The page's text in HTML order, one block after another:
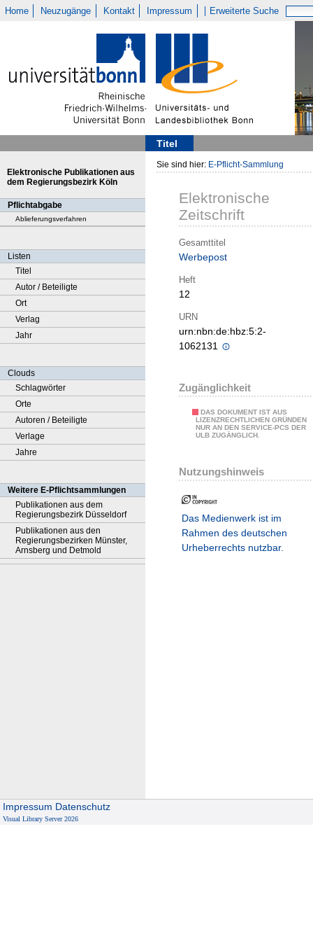
Home Neuzugänge Kontakt Impressum Erweiterte Suche
Titel
Elektronische Publikationen aus
dem Regierungsbezirk Köln
Pflichtabgabe
Ablieferungsverfahren
Listen
Titel
Autor / Beteiligte
Ort
Verlag
Jahr
Clouds
Schlagwörter
Orte
Autoren / Beteiligte
Verlage
Jahre
Weitere E-Pflichtsammlungen
Publikationen aus dem
Regierungsbezirk Düsseldorf
Publikationen aus den
Regierungsbezirken Münster,
Arnsberg und Detmold
Sie sind hier: E-Pflicht-Sammlung
Elektronische
Zeitschrift
Gesamttitel
Werbepost
Heft
12
URN
urn:nbn:de:hbz:5:2-
1062131
Zugänglichkeit
DAS DOKUMENT IST AUS
LIZENZRECHTLICHEN GRÜNDEN
NUR AN DEN SERVICE-PCS DER
ULB ZUGÄNGLICH.
Nutzungshinweis
Das Medienwerk ist im
Rahmen des deutschen
Urheberrechts nutzbar.
Impressum Datenschutz
Visual Library Server 2026